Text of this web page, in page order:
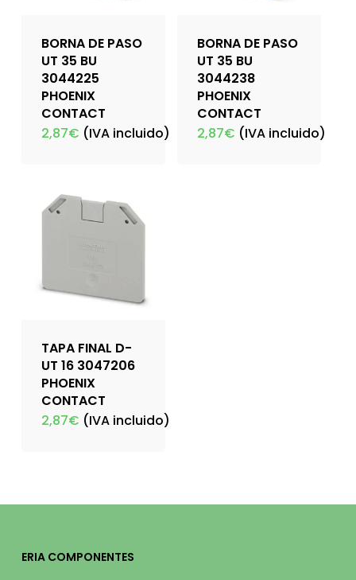
BORNA DE PASO
UT 35 BU
3044225
PHOENIX
CONTACT
2,87€ (IVA incluido)
BORNA DE PASO
UT 35 BU
3044238
PHOENIX
CONTACT
2,87€ (IVA incluido)
TAPA FINAL D-
UT 16 3047206
PHOENIX
CONTACT
2,87€ (IVA incluido)
ERIA COMPONENTES